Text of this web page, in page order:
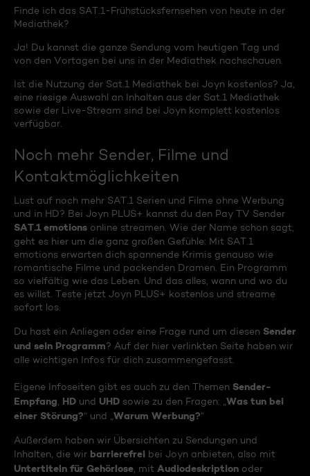
Finde ich das SAT.1-Frühstücksfernsehen von heute in der
Mediathek?
Ja! Du kannst die ganze Sendung vom heutigen Tag und
von den Vortagen bei uns in der Mediathek nachschauen.
Ist die Nutzung der Sat.1 Mediathek bei Joyn kostenlos? Ja,
eine riesige Auswahl an Inhalten aus der Sat.1 Mediathek
sowie der Live-Stream sind bei Joyn komplett kostenlos
verfügbar.
Noch mehr Sender, Filme und
Kontaktmöglichkeiten
Lust auf noch mehr SAT.1 Serien und Filme ohne Werbung
und in HD? Bei Joyn PLUS+ kannst du den Pay TV Sender
SAT.1 emotions online streamen. Wie der Name schon sagt,
geht es hier um die ganz großen Gefühle: Mit SAT.1
emotions erwarten dich spannende Krimis genauso wie
romantische Filme und packenden Dramen. Ein Programm
so vielfältig wie das Leben. Und das alles, wann und wo du
es willst. Teste jetzt Joyn PLUS+ kostenlos und streame
sofort los.
Du hast ein Anliegen oder eine Frage rund um diesen Sender
und sein Programm? Auf der hier verlinkten Seite haben wir
alle wichtigen Infos für dich zusammengefasst.
Eigene Infoseiten gibt es auch zu den Themen Sender-
Empfang HD und UHD sowie zu den Fragen: „ Was tun bei
einer Störung?“ und „ Warum Werbung?“
Außerdem haben wir Übersichten zu Sendungen und
Inhalten, die wir barrierefrei bei Joyn anbieten, also mit
Untertiteln für Gehörlose , mit Audiodeskription oder